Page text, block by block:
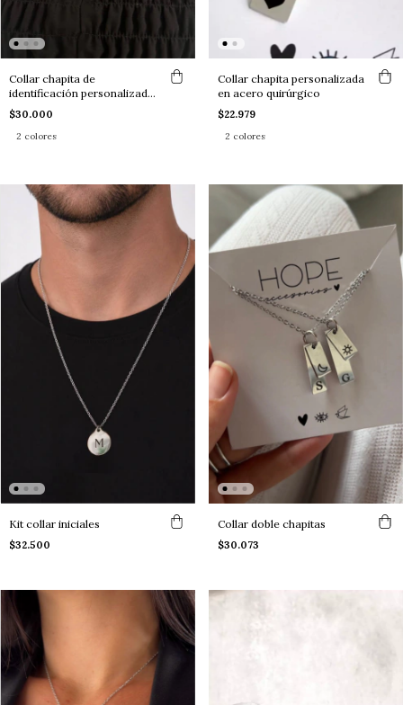
Collar chapita de
identificación personalizada
mini
$30.000
2 colores
Collar chapita personalizada
en acero quirúrgico
$22.979
2 colores
Kit collar iniciales
$32.500
Collar doble chapitas
$30.073